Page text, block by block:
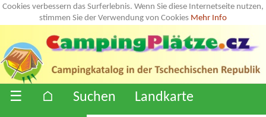
Cookies verbessern das Surferlebnis. Wenn Sie diese Internetseite nutzen,
stimmen Sie der Verwendung von Cookies Mehr Info
☰ ⌂ Suchen
Landkarte